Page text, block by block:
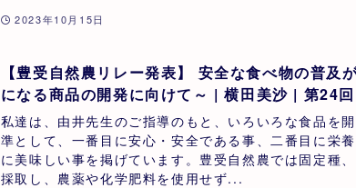
2023年10月15日
【豊受自然農リレー発表】 安全な食べ物の普及
になる商品の開発に向けて～ | 横田美沙 | 第24回
私達は、由井先生のご指導のもと、いろいろな食品を
準として、一番目に安心・安全である事、二番目に栄
に美味しい事を掲げています。豊受自然農では固定種
採取し、農薬や化学肥料を使用せず...